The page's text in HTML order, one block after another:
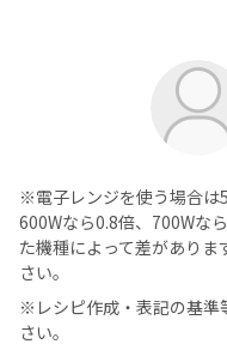
※電子レンジを使う場合は
600Wなら0.8倍、700Wな
た機種によって差があり
さい。
※レシピ作成・表記の基準
さい。